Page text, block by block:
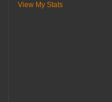
View My Stats